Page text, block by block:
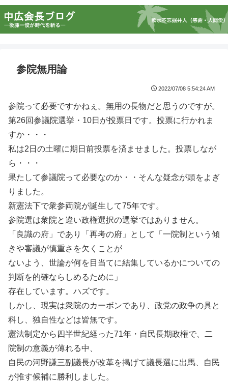
参院無用論
2022/07/08 5:54:24 AM
参院って必要ですかねぇ。無用の長物だと思うのですが。
第26回参議院選挙・10日が投票日です。投票に行かれま
すか・・・
私は2日の土曜に期日前投票を済ませました。投票しなが
ら・・・
果たして参議院って必要なのか・・そんな疑念が頭をよぎ
りました。
新憲法下で衆参両院が誕生して75年です。
参院選は衆院と違い政権選択の選挙ではありません。
「良識の府」であり「再考の府」として「一院制という傾
きや審議が慎重さを欠くことが
ないよう、世論が何を目当てに結集しているかについての
判断を的確ならしめるために」
存在しています。ハズです。
しかし、現実は衆院のカーボンであり、政党の政争の具と
科し、独自性などは皆無です。
憲法制定から四半世紀経った71年・自民長期政権で、二
院制の意義が薄れる中、
自民の河野謙三副議長が改革を掲げて議長選に出馬、自民
が推す候補に勝利しました。